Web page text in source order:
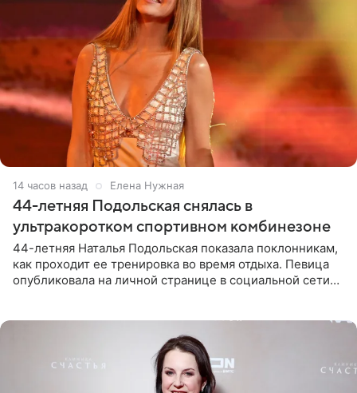
14 часов назад Елена Нужная
44-летняя Подольская снялась в
ультракоротком спортивном комбинезоне
44-летняя Наталья Подольская показала поклонникам,
как проходит ее тренировка во время отдыха. Певица
опубликовала на личной странице в социальной сети